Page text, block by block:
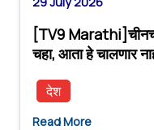
[TV9
चहा, आता हे चालणार
देश
Read More